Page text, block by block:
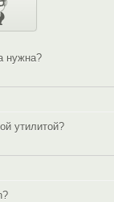
нужна?
утилитой?